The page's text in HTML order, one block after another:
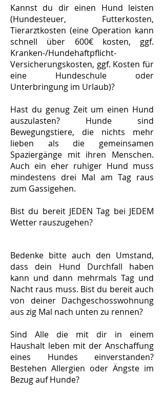
Kannst du dir einen Hund leisten
(Hundesteuer, Futterkosten,
Tierarztkosten (eine Operation kann
schnell über 600€ kosten, ggf.
Kranken-/Hundehaftpflicht-
Versicherungskosten, ggf. Kosten für
eine Hundeschule oder
Unterbringung im Urlaub)?
Hast du genug Zeit um einen Hund
auszulasten? Hunde sind
Bewegungstiere, die nichts mehr
lieben als die gemeinsamen
Spaziergänge mit ihren Menschen.
Auch ein eher ruhiger Hund muss
mindestens drei Mal am Tag raus
zum Gassigehen.
Bist du bereit JEDEN Tag bei JEDEM
Wetter rauszugehen?
Bedenke bitte auch den Umstand,
dass dein Hund Durchfall haben
kann und dann mehrmals Tag und
Nacht raus muss. Bist du bereit auch
von deiner Dachgeschosswohnung
aus zig Mal nach unten zu rennen?
Sind Alle die mit dir in einem
Haushalt leben mit der Anschaffung
eines Hundes einverstanden?
Bestehen Allergien oder Ängste im
Bezug auf Hunde?